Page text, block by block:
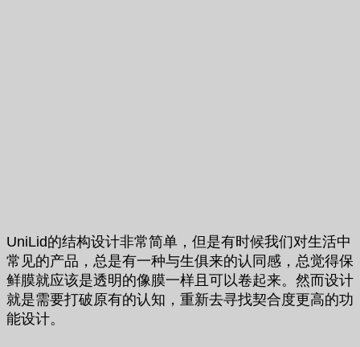
UniLid的结构设计非常简单，但是有时候我们对生活中
常见的产品，总是有一种与生俱来的认同感，总觉得保
鲜膜就应该是透明的像膜一样且可以卷起来。然而设计
就是需要打破原有的认知，重新去寻找契合度更高的功
能设计。